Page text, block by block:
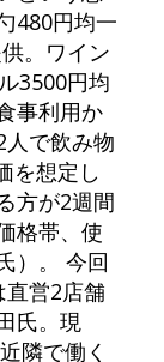
480円均一
。ワイン
3500円均
事利用か
で飲み物
を想定し
方が2週間
格帯、使
）。 今回
営2店舗
氏。現
隣で働く